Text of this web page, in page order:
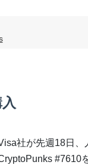
社が先週18日
#7610